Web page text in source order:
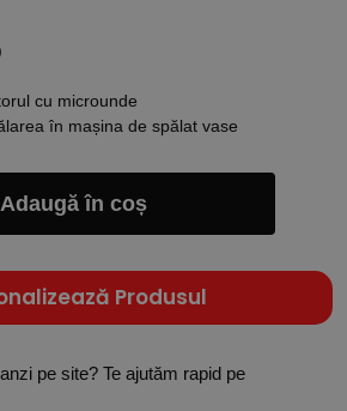
cu microunde
în mașina de spălat vase
Adaugă în coș
Produsul
pe site? Te ajutăm rapid pe